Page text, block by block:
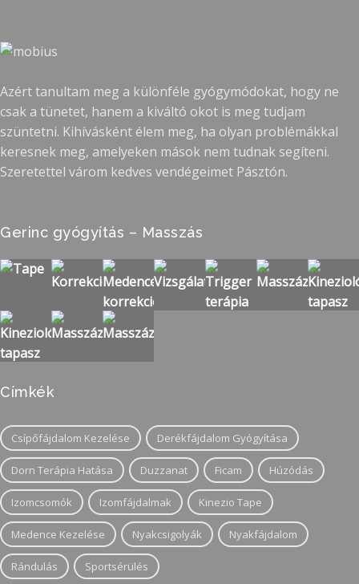
Azért tanultam meg a különféle gyógymódokat, hogy ne
csak a tünetet, hanem a kiváltó okot is meg tudjam
szüntetni. Kihívásként élem meg, ha olyan problémákkal
keresnek meg, amelyeken mások nem tudnak segíteni.
Szeretettel várom kedves vendégeimet Pásztón.
Gerinc gyógyítás – Masszás
Címkék
Csípőfájdalom Kezelése Derékfájdalom Gyógyítása
Dorn Terápia Hatása Duzzanat Ficam Húzódás
Izomcsomók Izomfájdalmak Kinezio Tape
Medence Kezelése Nyakcsigolyák Nyakfájdalom
Rándulás Sportsérülés